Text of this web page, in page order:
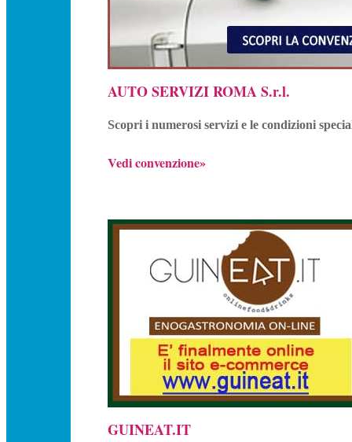
AUTO SERVIZI ROMA S.r.l.
Scopri i numerosi servizi e le condizioni
Vedi convenzione»
GUINEAT.IT